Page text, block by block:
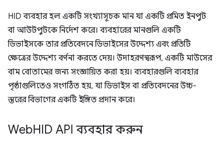
HID ব্যবহার হল একটি সংখ্যাসূচক মান যা একটি প্রমিত ইনপুট
বা আউটপুটকে নির্দেশ করে। ব্যবহারের মানগুলি একটি
ডিভাইসকে তার প্রতিবেদনে ডিভাইসের উদ্দেশ্য এবং প্রতিটি
ক্ষেত্রের উদ্দেশ্য বর্ণনা করতে দেয়। উদাহরণস্বরূপ, একটি মাউসের
বাম বোতামের জন্য সংজ্ঞায়িত করা হয়। ব্যবহারগুলি ব্যবহার
পৃষ্ঠাগুলিতেও সংগঠিত হয়, যা ডিভাইস বা প্রতিবেদনের উচ্চ-
স্তরের বিভাগের একটি ইঙ্গিত প্রদান করে।
WebHID API ব্যবহার করুন